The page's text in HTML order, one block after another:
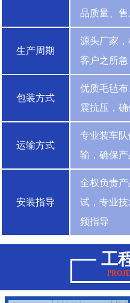
品质量、
生产周期
源头厂家
客户之所急
包装方式
优质毛毡
震抗压，
运输方式
专业装车
输，确保
安装指导
全权负责
试，专业
频指导
工